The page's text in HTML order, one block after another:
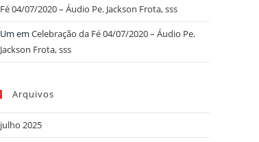
Fé 04/07/2020 – Áudio Pe. Jackson Frota, sss
Um em Celebração da Fé 04/07/2020 – Áudio Pe.
Jackson Frota, sss
Arquivos
julho 2025